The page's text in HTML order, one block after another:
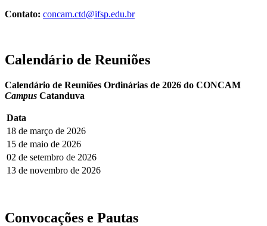
Contato: concam.ctd@ifsp.edu.br
Calendário de Reuniões
Calendário de Reuniões Ordinárias de 2026 do CONCAM
Campus Catanduva
Data
18 de março de 2026
15 de maio de 2026
02 de setembro de 2026
13 de novembro de 2026
Convocações e Pautas